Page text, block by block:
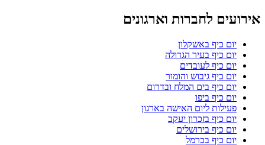
אירועים לחברות וארגונים
יום כיף באשקלון
יום כיף בעיר הגדולה
יום כיף לעובדים
יום כיף גיבוש והומור
יום כיף בים המלח ובדרום
יום כיף ביפו
פעילות ליום האישה בארגון
יום כיף בזכרון יעקב
יום כיף בירושלים
יום כיף בכרמל